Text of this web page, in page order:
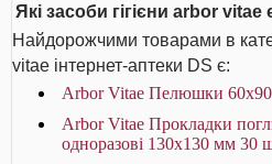
Які засоби гігієни arbor
Найдорожчими товарами в
vitae інтернет-аптеки DS є:
Arbor Vitae Пелюшки
Arbor Vitae Прокладки
одноразові 130х130 мм 30